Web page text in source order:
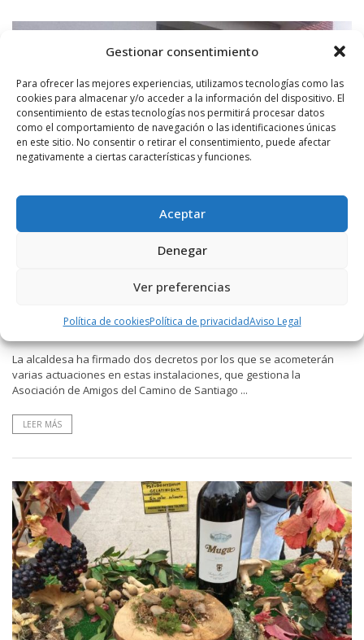
Gestionar consentimiento
Para ofrecer las mejores experiencias, utilizamos tecnologías como las
cookies para almacenar y/o acceder a la información del dispositivo. El
consentimiento de estas tecnologías nos permitirá procesar datos
como el comportamiento de navegación o las identificaciones únicas
en este sitio. No consentir o retirar el consentimiento, puede afectar
negativamente a ciertas características y funciones.
Aceptar
Denegar
Ver preferencias
Política de cookiesPolítica de privacidadAviso Legal
El Ayuntamiento de Haro invierte más de
6.000 euros en mejorar el Albergue de
Peregrinos
La alcaldesa ha firmado dos decretos por los que se acometerán
varias actuaciones en estas instalaciones, que gestiona la
Asociación de Amigos del Camino de Santiago ...
LEER MÁS